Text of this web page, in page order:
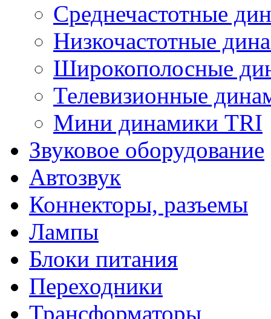
Среднечастотные
Низкочастотные
Широкополосные
Телевизионные
Мини динамики TRI
Звуковое оборудование
Автозвук
Коннекторы, разъемы
Лампы
Блоки питания
Переходники
Трансформаторы